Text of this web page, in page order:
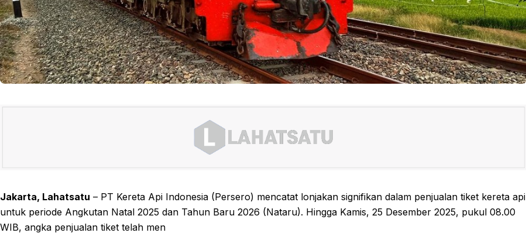
Jakarta, Lahatsatu – PT Kereta Api Indonesia (Persero) mencatat lonjakan signifikan dalam penjualan tiket kereta api
untuk periode Angkutan Natal 2025 dan Tahun Baru 2026 (Nataru). Hingga Kamis, 25 Desember 2025, pukul 08.00
WIB, angka penjualan tiket telah men